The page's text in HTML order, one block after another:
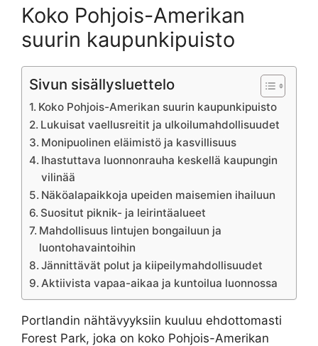
Koko Pohjois-Amerikan
suurin kaupunkipuisto
Sivun sisällysluettelo
Koko Pohjois-Amerikan suurin kaupunkipuisto
Lukuisat vaellusreitit ja ulkoilumahdollisuudet
Monipuolinen eläimistö ja kasvillisuus
Ihastuttava luonnonrauha keskellä kaupungin
vilinää
Näköalapaikkoja upeiden maisemien ihailuun
Suositut piknik- ja leirintäalueet
Mahdollisuus lintujen bongailuun ja
luontohavaintoihin
Jännittävät polut ja kiipeilymahdollisuudet
Aktiivista vapaa-aikaa ja kuntoilua luonnossa
Portlandin nähtävyyksiin kuuluu ehdottomasti
Forest Park, joka on koko Pohjois-Amerikan